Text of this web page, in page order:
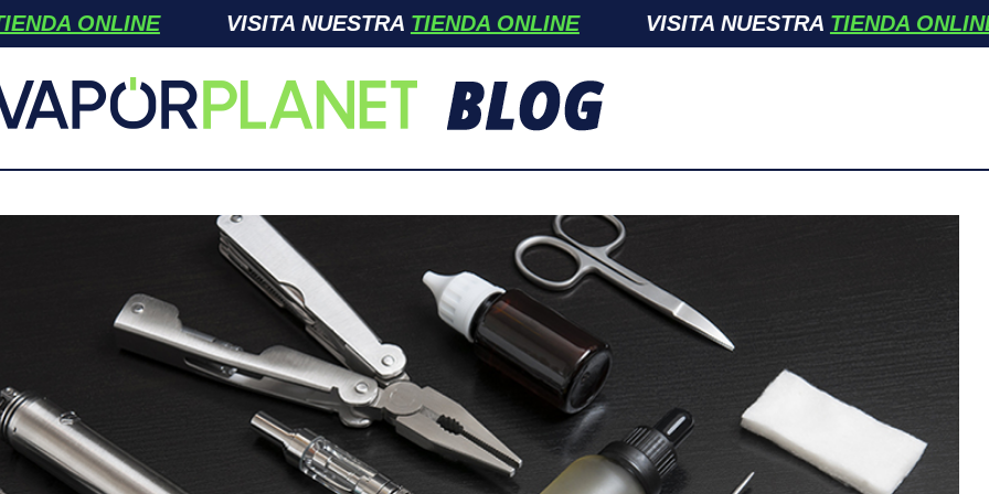
VISITA NUESTRA TIENDA ONLINE VISITA NUESTRA TIENDA ONLINE